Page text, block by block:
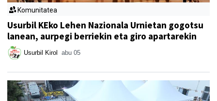
Komunitatea
Usurbil KEko Lehen Nazionala Urnietan gogotsu
lanean, aurpegi berriekin eta giro apartarekin
Usurbil Kirol abu 05